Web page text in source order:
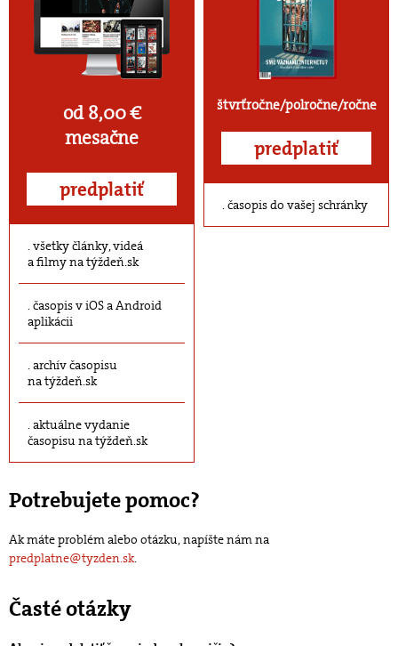
od 8,00 €
mesačne
predplatiť
všetky články, videá
a filmy na týždeň.sk
časopis v iOS a Android
aplikácii
archív časopisu
na týždeň.sk
aktuálne vydanie
časopisu na týždeň.sk
štvrťročne/polročne/ročne
predplatiť
časopis do vašej schránky
Potrebujete pomoc?
Ak máte problém alebo otázku, napíšte nám na
predplatne@tyzden.sk.
Časté otázky